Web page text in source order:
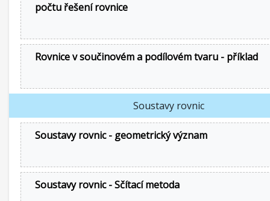
počtu řešení rovnice
Rovnice v součinovém a podílovém tvaru - příklad
Soustavy rovnic
Soustavy rovnic - geometrický význam
Soustavy rovnic - Sčítací metoda